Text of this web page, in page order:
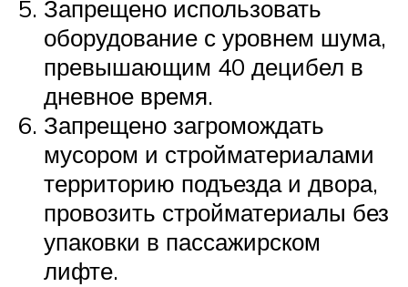
Запрещено использовать
оборудование с уровнем шума,
превышающим 40 децибел в
дневное время.
Запрещено загромождать
мусором и стройматериалами
территорию подъезда и двора,
провозить стройматериалы без
упаковки в пассажирском
лифте.